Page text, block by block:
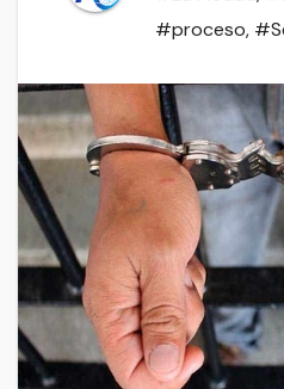
#proceso,